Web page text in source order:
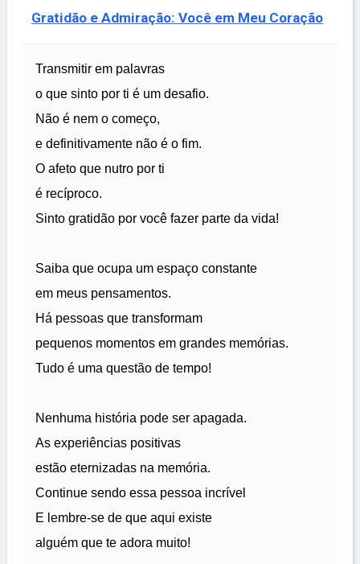
Gratidão e Admiração: Você em Meu Coração
Transmitir em palavras
o que sinto por ti é um desafio.
Não é nem o começo,
e definitivamente não é o fim.
O afeto que nutro por ti
é recíproco.
Sinto gratidão por você fazer parte da vida!
Saiba que ocupa um espaço constante
em meus pensamentos.
Há pessoas que transformam
pequenos momentos em grandes memórias.
Tudo é uma questão de tempo!
Nenhuma história pode ser apagada.
As experiências positivas
estão eternizadas na memória.
Continue sendo essa pessoa incrível
E lembre-se de que aqui existe
alguém que te adora muito!